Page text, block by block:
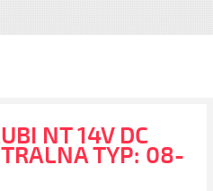
NT 14V DC
TYP: 08-